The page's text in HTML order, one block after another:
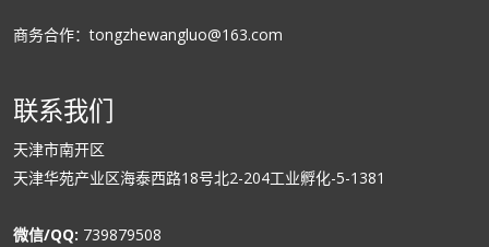
商务合作：tongzhewangluo@163.com
联系我们
天津市南开区
天津华苑产业区海泰西路18号北2-204工业孵化-5-1381
微信/QQ: 739879508